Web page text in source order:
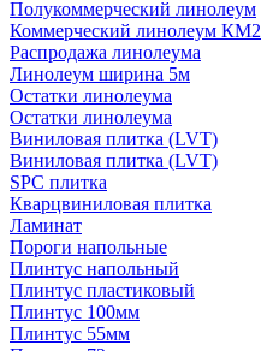
Полукоммерческий линолеум
Коммерческий линолеум КМ2
Распродажа линолеума
Линолеум ширина 5м
Остатки линолеума
Остатки линолеума
Виниловая плитка (LVT)
Виниловая плитка (LVT)
SPC плитка
Кварцвиниловая плитка
Ламинат
Пороги напольные
Плинтус напольный
Плинтус пластиковый
Плинтус 100мм
Плинтус 55мм